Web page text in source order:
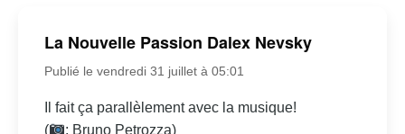
La Nouvelle Passion Dalex Nevsky
Publié le vendredi 31 juillet à 05:01
Il fait ça parallèlement avec la musique!
(
: Bruno Petrozza)